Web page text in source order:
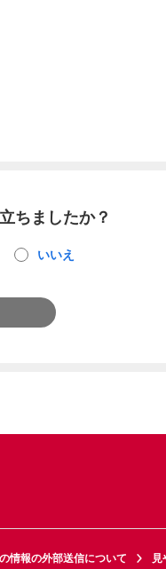
ちましたか？
いいえ
情報の外部送信について 見